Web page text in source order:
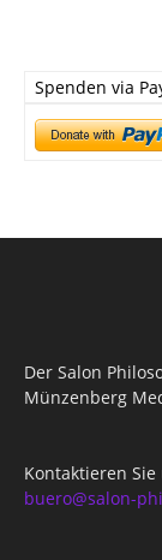
Spenden via
Der Salon
Münzenberg
Kontaktieren Sie
buero@salon-